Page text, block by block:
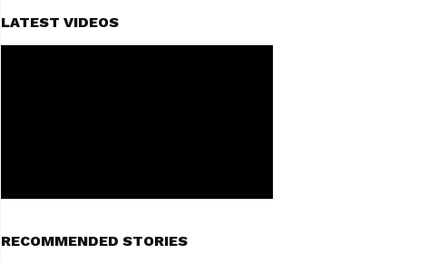
LATEST VIDEOS
RECOMMENDED STORIES